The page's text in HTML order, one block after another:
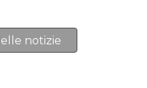
notizie